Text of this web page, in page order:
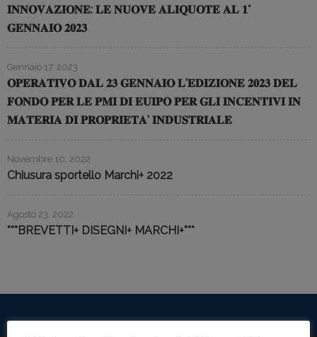
𝐈𝐍𝐍𝐎𝐕𝐀𝐙𝐈𝐎𝐍𝐄: 𝐋𝐄 𝐍𝐔𝐎𝐕𝐄 𝐀𝐋𝐈𝐐𝐔𝐎𝐓𝐄 𝐀𝐋 𝟏°
𝐆𝐄𝐍𝐍𝐀𝐈𝐎 𝟐𝟎𝟐𝟑
Gennaio 17, 2023
𝐎𝐏𝐄𝐑𝐀𝐓𝐈𝐕𝐎 𝐃𝐀𝐋 𝟐𝟑 𝐆𝐄𝐍𝐍𝐀𝐈𝐎 𝐋’𝐄𝐃𝐈𝐙𝐈𝐎𝐍𝐄 𝟐𝟎𝟐𝟑 𝐃𝐄𝐋
𝐅𝐎𝐍𝐃𝐎 𝐏𝐄𝐑 𝐋𝐄 𝐏𝐌𝐈 𝐃𝐈 𝐄𝐔𝐈𝐏𝐎 𝐏𝐄𝐑 𝐆𝐋𝐈 𝐈𝐍𝐂𝐄𝐍𝐓𝐈𝐕𝐈 𝐈𝐍
𝐌𝐀𝐓𝐄𝐑𝐈𝐀 𝐃𝐈 𝐏𝐑𝐎𝐏𝐑𝐈𝐄𝐓𝐀’ 𝐈𝐍𝐃𝐔𝐒𝐓𝐑𝐈𝐀𝐋𝐄
Novembre 10, 2022
Chiusura sportello Marchi+ 2022
Agosto 23, 2022
***BREVETTI+ DISEGNI+ MARCHI+***